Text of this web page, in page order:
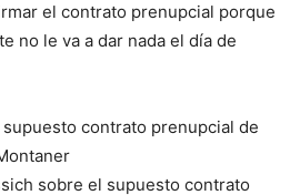
el contrato prenupcial porque
no le va a dar nada el día de
contrato prenupcial de
sobre el supuesto contrato